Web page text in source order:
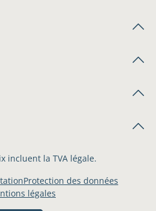
incluent la TVA légale.
Protection des données
légales